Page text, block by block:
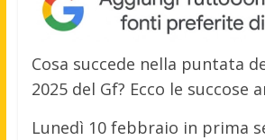
Cosa succede nella puntata
2025 del Gf? Ecco le succose
Lunedì 10 febbraio in prima